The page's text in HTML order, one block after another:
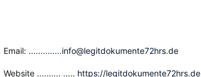
Email: ..............info@legitdokumente72hrs.de
Website .......... ..... https://legitdokumente72hrs.de